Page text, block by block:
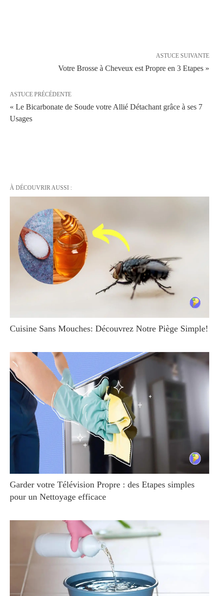
ASTUCE SUIVANTE
Votre Brosse à Cheveux est Propre en 3 Etapes »
ASTUCE PRÉCÉDENTE
« Le Bicarbonate de Soude votre Allié Détachant grâce à ses 7
Usages
À DÉCOUVRIR AUSSI :
Cuisine Sans Mouches: Découvrez Notre Piège Simple!
Garder votre Télévision Propre : des Etapes simples
pour un Nettoyage efficace